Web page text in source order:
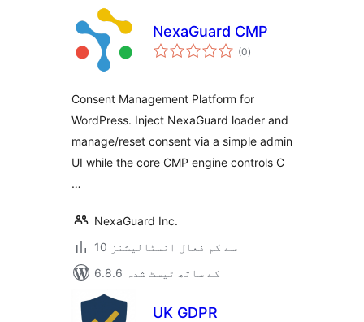
NexaGuard CMP
(0مجموعی
درجہ
)
Consent Management Platform for
WordPress. Inject NexaGuard loader and
manage/reset consent via a simple admin
UI while the core CMP engine controls C
…
NexaGuard Inc.
10 سے کم فعال انسٹالیشنز
6.8.6 کے ساتھ ٹیسٹ شدہ
UK GDPR